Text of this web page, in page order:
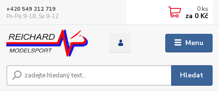
Menu
Hledat
+420 549 212 719
Po-Pá 9-18, So 9-12
0 ks
za 0 Kč